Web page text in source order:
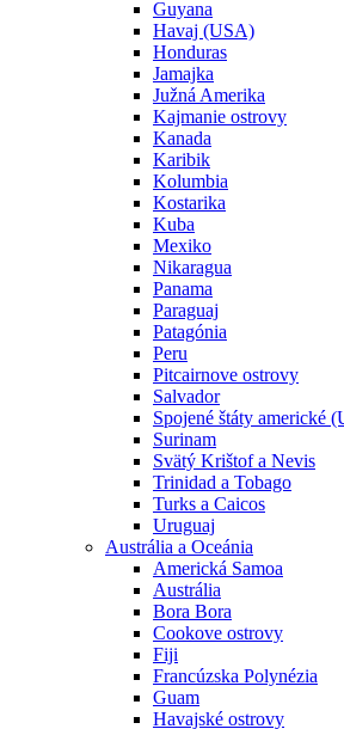
Guyana
Havaj (USA)
Honduras
Jamajka
Južná Amerika
Kajmanie ostrovy
Kanada
Karibik
Kolumbia
Kostarika
Kuba
Mexiko
Nikaragua
Panama
Paraguaj
Patagónia
Peru
Pitcairnove ostrovy
Salvador
Spojené štáty americké
Surinam
Svätý Krištof a Nevis
Trinidad a Tobago
Turks a Caicos
Uruguaj
Austrália a Oceánia
Americká Samoa
Austrália
Bora Bora
Cookove ostrovy
Fiji
Francúzska Polynézia
Guam
Havajské ostrovy